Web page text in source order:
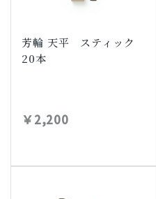
芳輪 天平 スティック
20本
￥2,200